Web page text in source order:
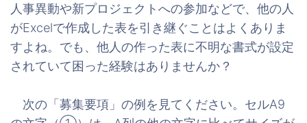
人事異動や新プロジェクトへの参加などで、他の人
がExcelで作成した表を引き継ぐことはよくありま
すよね。でも、他人の作った表に不明な書式が設定
されていて困った経験はありませんか？
次の「募集要項」の例を見てください。セルA9